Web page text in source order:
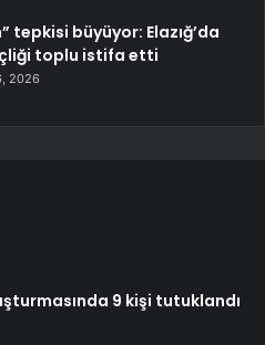
tepkisi büyüyor: Elazığ’da
toplu istifa etti
2026
9 kişi tutuklandı